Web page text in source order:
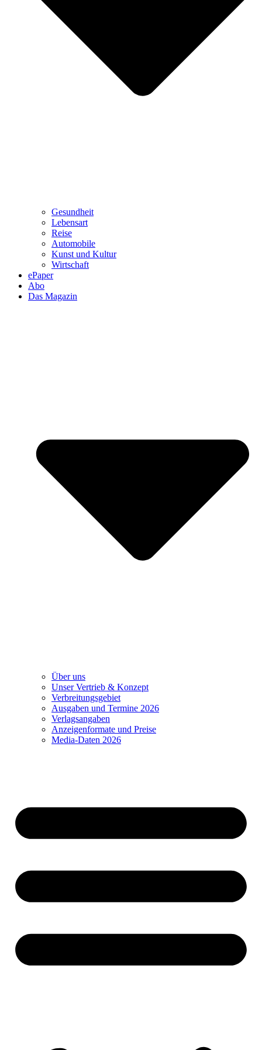
Gesundheit
Lebensart
Reise
Automobile
Kunst und Kultur
Wirtschaft
ePaper
Abo
Das Magazin
Über uns
Unser Vertrieb & Konzept
Verbreitungsgebiet
Ausgaben und Termine 2026
Verlagsangaben
Anzeigenformate und Preise
Media-Daten 2026